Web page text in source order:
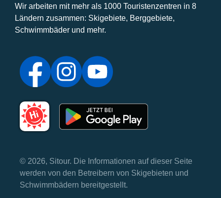
Wir arbeiten mit mehr als 1000 Touristenzentren in 8
Ländern zusammen: Skigebiete, Berggebiete,
Schwimmbäder und mehr.
© 2026, Sitour. Die Informationen auf dieser Seite
werden von den Betreibern von Skigebieten und
Schwimmbädern bereitgestellt.